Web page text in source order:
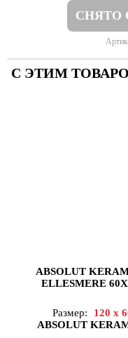
СНЯТО
С ЭТИМ
ABSOLUT
ELLESMERE
Размер:
120 x
ABSOLUT